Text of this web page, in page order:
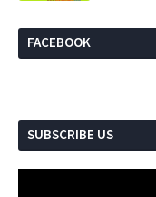
FACEBOOK
SUBSCRIBE US